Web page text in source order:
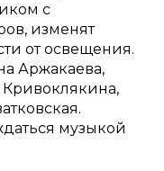
с
изменят
от освещения.
Аржакаева,
Кривоклякина,
музыкой